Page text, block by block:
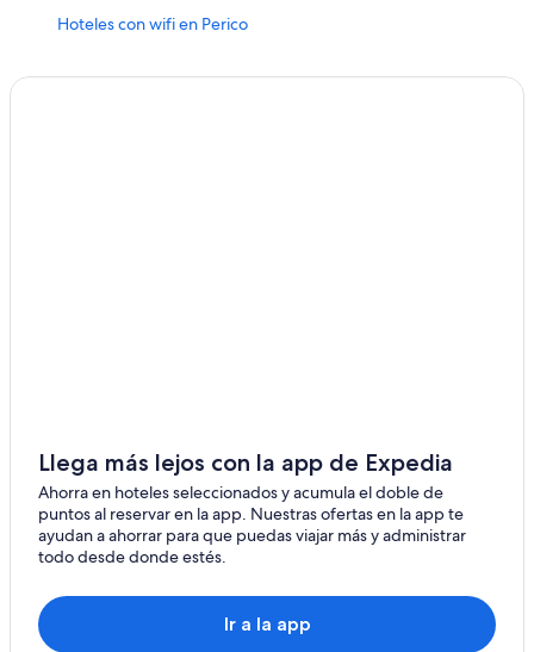
Hoteles con wifi en Perico
Hoteles de Independent en Cieneguillas
Hoteles 2 estrellas en San Pedro de Jujuy
Hoteles de Independent en Rodeíto
Llega más lejos con la app de Expedia
Ahorra en hoteles seleccionados y acumula el doble de
puntos al reservar en la app. Nuestras ofertas en la app te
ayudan a ahorrar para que puedas viajar más y administrar
todo desde donde estés.
Ir a la app